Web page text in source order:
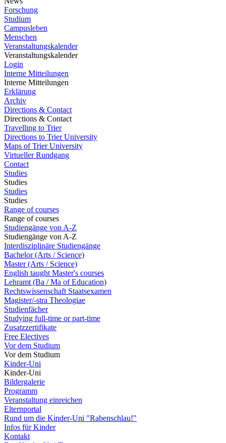
Forschung
Studium
Campusleben
Menschen
Veranstaltungskalender
Veranstaltungskalender
Login
Interne Mitteilungen
Interne Mitteilungen
Erklärung
Archiv
Directions & Contact
Directions & Contact
Travelling to Trier
Directions to Trier University
Maps of Trier University
Virtueller Rundgang
Contact
Studies
Studies
Studies
Studies
Range of courses
Range of courses
Studiengänge von A-Z
Studiengänge von A-Z
Interdisziplinäre Studiengänge
Bachelor (Arts / Science)
Master (Arts / Science)
English taught Master's courses
Lehramt (Ba / Ma of Education)
Rechtswissenschaft Staatsexamen
Magister/-stra Theologiae
Studienfächer
Studying full-time or part-time
Zusatzzertifikate
Free Electives
Vor dem Studium
Vor dem Studium
Kinder-Uni
Kinder-Uni
Bildergalerie
Programm
Veranstaltung einreichen
Elternportal
Rund um die Kinder-Uni "Rabenschlau!"
Infos für Kinder
Kontakt